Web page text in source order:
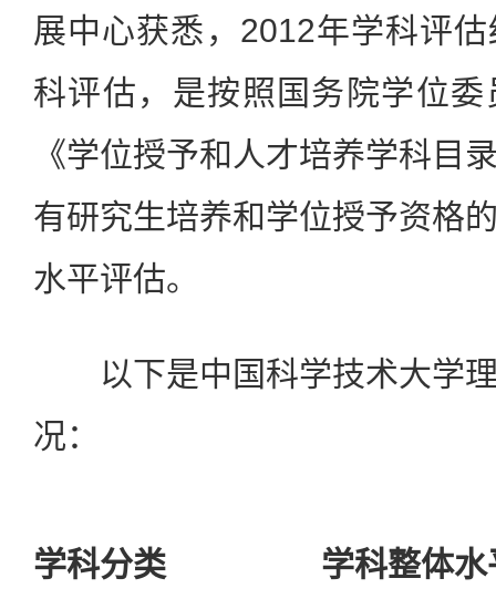
展中心获悉，2012年学科评
科评估，是按照国务院学位
《学位授予和人才培养学科目
有研究生培养和学位授予资格
水平评估。
以下是中国科学技术大学理
况：
学科分类
学科整体